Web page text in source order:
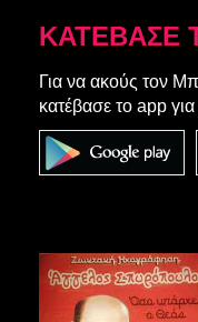
ΚΑΤΕΒΑΣΕ
Για να ακούς τον
κατέβασε το app